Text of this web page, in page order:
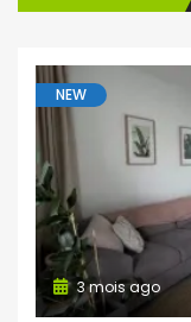
NEW
3 mois ago